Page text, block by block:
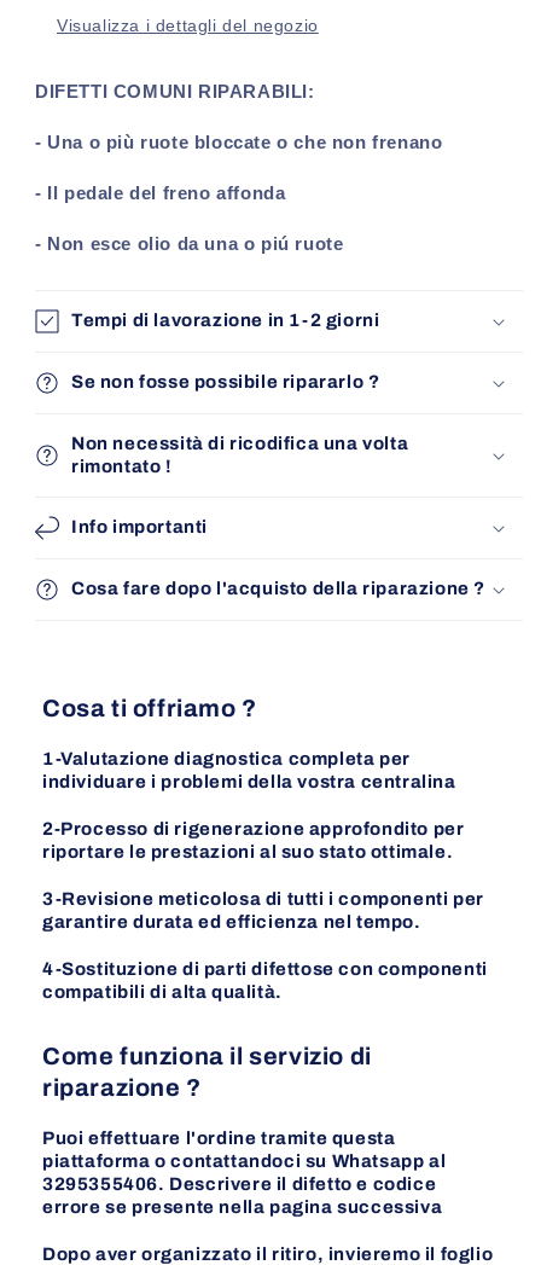
Bosch
ESP
2019)
Bosch
ESP
2019)
Visualizza i dettagli del negozio
DIFETTI COMUNI RIPARABILI:
- Una o più ruote bloccate o che non frenano
- Il pedale del freno affonda
- Non esce olio da una o piú ruote
Tempi di lavorazione in 1-2 giorni
Se non fosse possibile ripararlo ?
Non necessità di ricodifica una volta
rimontato !
Info importanti
Cosa fare dopo l'acquisto della riparazione ?
Cosa ti offriamo ?
1-Valutazione diagnostica completa per
individuare i problemi della vostra centralina
2-Processo di rigenerazione approfondito per
riportare le prestazioni al suo stato ottimale.
3-Revisione meticolosa di tutti i componenti per
garantire durata ed efficienza nel tempo.
4-Sostituzione di parti difettose con componenti
compatibili di alta qualità.
Come funziona il servizio di
riparazione ?
Puoi effettuare l'ordine tramite questa
piattaforma o contattandoci su Whatsapp al
3295355406. Descrivere il difetto e codice
errore se presente nella paginasuccessiva
Dopo aver organizzato il ritiro, invieremo il foglio